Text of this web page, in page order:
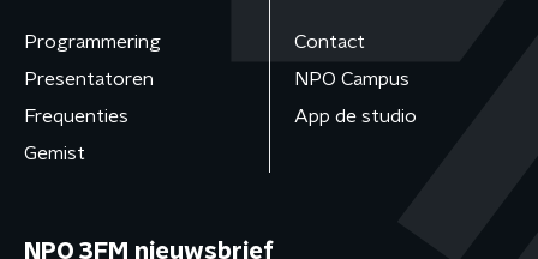
Programmering
Presentatoren
Frequenties
Gemist
Contact
NPO Campus
App de studio
NPO 3FM nieuwsbrief